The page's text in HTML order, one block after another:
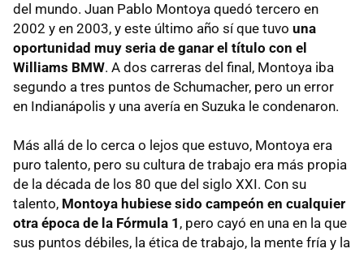
del mundo. Juan Pablo Montoya quedó tercero en
2002 y en 2003, y este último año sí que tuvo una
oportunidad muy seria de ganar el título con el
Williams BMW. A dos carreras del final, Montoya iba
segundo a tres puntos de Schumacher, pero un error
en Indianápolis y una avería en Suzuka le condenaron.
Más allá de lo cerca o lejos que estuvo, Montoya era
puro talento, pero su cultura de trabajo era más propia
de la década de los 80 que del siglo XXI. Con su
talento, Montoya hubiese sido campeón en cualquier
otra época de la Fórmula 1 , pero cayó en una en la que
sus puntos débiles, la ética de trabajo, la mente fría y la